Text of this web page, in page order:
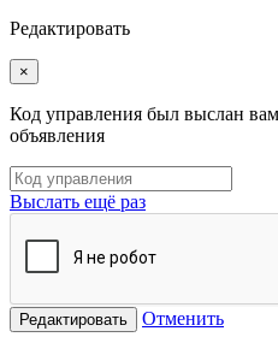
Редактировать
×
Код управления был выслан
объявления
Выслать ещё раз
Редактировать Отменить